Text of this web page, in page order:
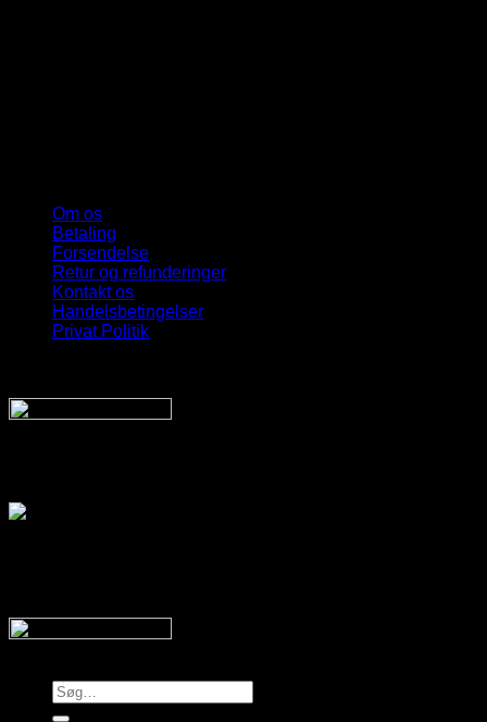
Om os
Betaling
Forsendelse
Retur og refunderinger
Kontakt os
Handelsbetingelser
Privat Politik
Søg
efter: